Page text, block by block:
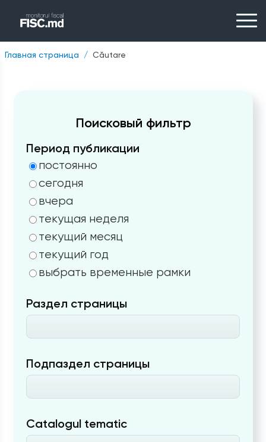
Главная страница Căutare
Поисковый фильтр
Период публикации
постоянно
сегодня
вчера
текущая неделя
текущий месяц
текущий год
выбрать временные рамки
Раздел страницы
Подпаздел страницы
Catalogul tematic